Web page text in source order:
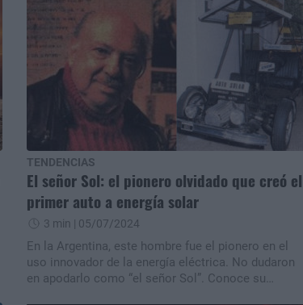
TENDENCIAS
El señor Sol: el pionero olvidado que creó el
primer auto a energía solar
3 min | 05/07/2024
En la Argentina, este hombre fue el pionero en el
uso innovador de la energía eléctrica. No dudaron
en apodarlo como “el señor Sol”. Conoce su